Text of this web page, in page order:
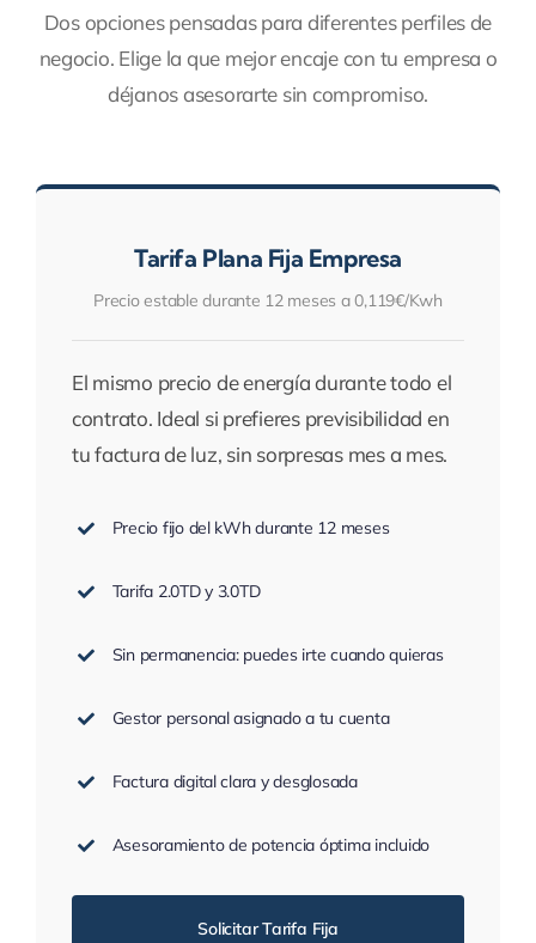
Dos opciones pensadas para diferentes perfiles de
negocio. Elige la que mejor encaje con tu empresa o
déjanos asesorarte sin compromiso.
Tarifa Plana Fija Empresa
Precio estable durante 12 meses a 0,119€/Kwh
El mismo precio de energía durante todo el
contrato. Ideal si prefieres previsibilidad en
tu factura de luz, sin sorpresas mes a mes.
Precio fijo del kWh durante 12 meses
Tarifa 2.0TD y 3.0TD
Sin permanencia: puedes irte cuando quieras
Gestor personal asignado a tu cuenta
Factura digital clara y desglosada
Asesoramiento de potencia óptima incluido
Solicitar Tarifa Fija